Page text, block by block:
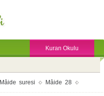
Kuran Okulu
Mâide suresi Mâide 28